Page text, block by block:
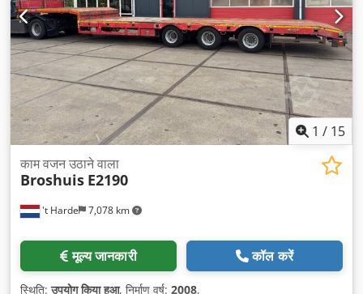
1 / 15
't Harde 7,078 km
काम वजन उठाने वाला
Broshuis E2190
मूल्य जानकारी कॉल करें
स्थिति:उपयोग किया हुआ, निर्माण वर्ष: 2008,